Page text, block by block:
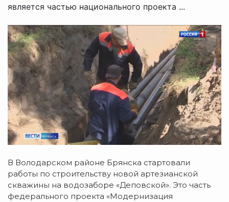
является частью национального проекта ...
В Володарском районе Брянска стартовали
работы по строительству новой артезианской
скважины на водозаборе «Деповской». Это часть
федерального проекта «Модернизация